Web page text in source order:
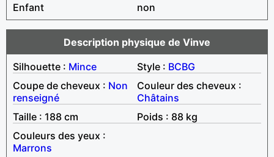
Enfant
non
Description physique de Vinve
Silhouette : Mince Style : BCBG
Coupe de cheveux : Non
renseigné
Couleur des cheveux :
Châtains
Taille : 188 cm
Poids : 88 kg
Couleurs des yeux :
Marrons